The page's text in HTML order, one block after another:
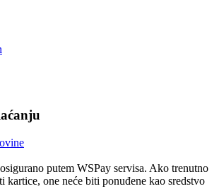
putem WSPay servisa. Ako trenutno
kartice, one neće biti ponuđene kao sredstvo